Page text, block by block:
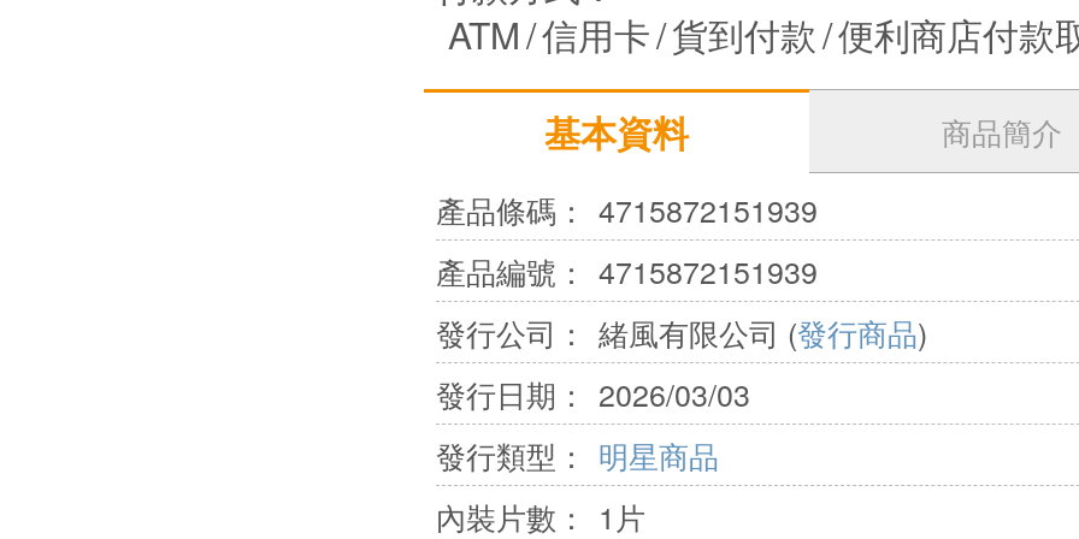
ATM/信用卡/貨到付款/便利商店付款
基本資料
商品簡介
產品條碼： 4715872151939
產品編號： 4715872151939
發行公司： 緒風有限公司 (發行商品)
發行日期：
2026/03/03
發行類型：
明星商品
內裝片數：
1片